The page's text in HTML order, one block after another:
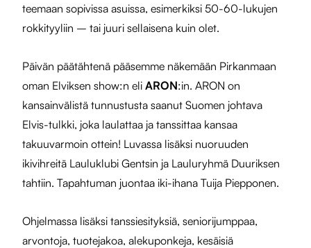
teemaan sopivissa asuissa, esimerkiksi 50-60-lukujen
rokkityyliin – tai juuri sellaisena kuin olet.
Päivän päätähtenä pääsemme näkemään Pirkanmaan
oman Elviksen show:n eli ARON:in. ARON on
kansainvälistä tunnustusta saanut Suomen johtava
Elvis-tulkki, joka laulattaa ja tanssittaa kansaa
takuuvarmoin ottein! Luvassa lisäksi nuoruuden
ikivihreitä Lauluklubi Gentsin ja Lauluryhmä Duuriksen
tahtiin. Tapahtuman juontaa iki-ihana Tuija Piepponen.
Ohjelmassa lisäksi tanssiesityksiä, seniorijumppaa,
arvontoja, tuotejakoa, alekuponkeja, kesäisiä